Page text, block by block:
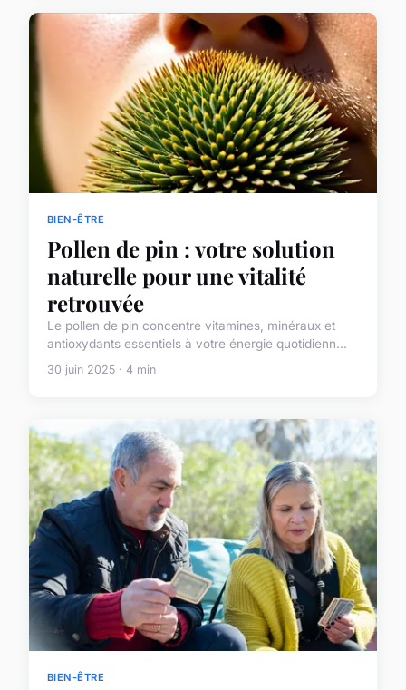
BIEN-ÊTRE
Pollen de pin : votre solution
naturelle pour une vitalité
retrouvée
Le pollen de pin concentre vitamines, minéraux et
antioxydants essentiels à votre énergie quotidienn...
30 juin 2025 · 4 min
BIEN-ÊTRE